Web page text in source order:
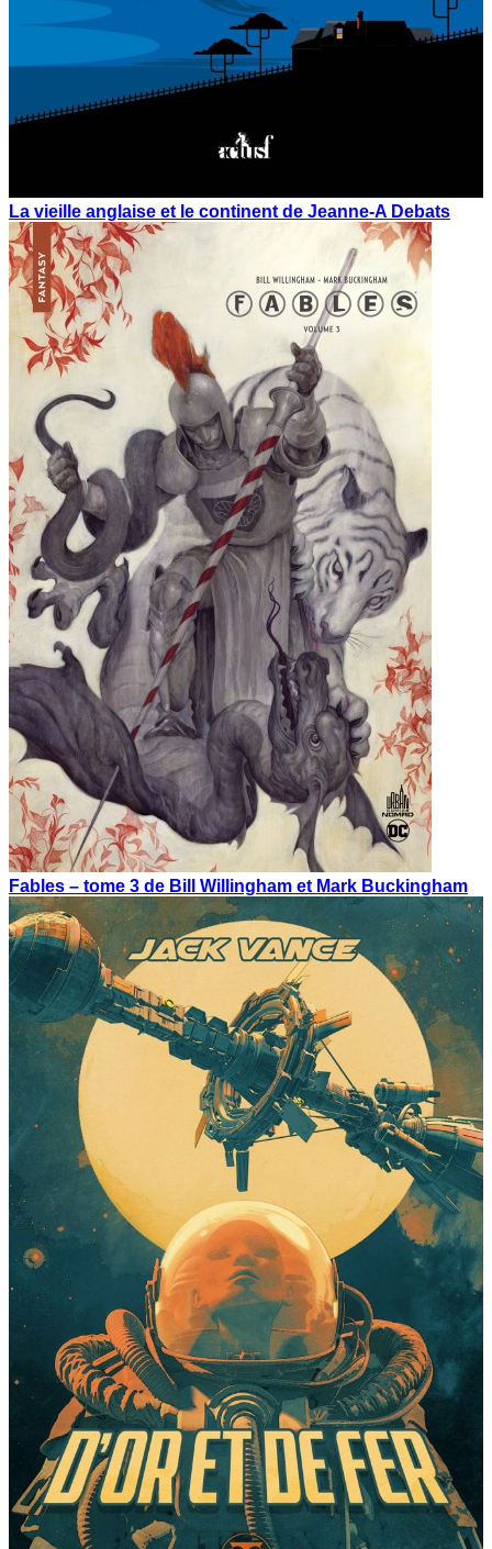
La vieille anglaise et le continent de Jeanne-A Debats
Fables – tome 3 de Bill Willingham et Mark Buckingham